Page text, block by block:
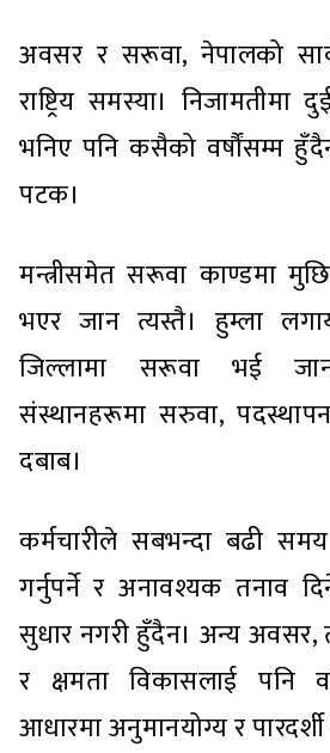
अवसर र सरूवा, नेपालको
राष्ट्रिय समस्या। निजामतीमा
भनिए पनि कसैको वर्षौंसम्म
पटक।
मन्त्रीसमेत सरूवा काण्डमा
भएर जान त्यस्तै। हुम्ला
जिल्लामा सरूवा भई
संस्थानहरूमा सरुवा,
दबाब।
कर्मचारीले सबभन्दा बढी
गर्नुपर्ने र अनावश्यक तनाव
सुधार नगरी हुँदैन। अन्य अवसर,
र क्षमता विकासलाई पनि
आधारमा अनुमानयोग्य र